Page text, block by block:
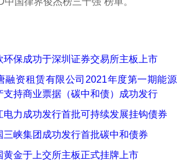
环保成功于深圳证券交易所主板上市
融资租赁有限公司2021年度第一期能源
支持商业票据（碳中和债）成功发行
电力成功发行首批可持续发展挂钩债券
三峡集团成功发行首批碳中和债券
黄金于上交所主板正式挂牌上市